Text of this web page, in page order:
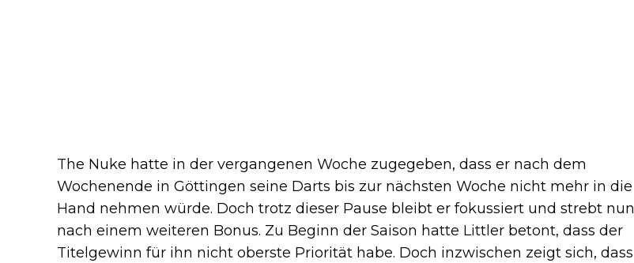
The Nuke hatte in der vergangenen Woche zugegeben, dass er nach dem
Wochenende in Göttingen seine Darts bis zur nächsten Woche nicht mehr in die
Hand nehmen würde. Doch trotz dieser Pause bleibt er fokussiert und strebt nun
nach einem weiteren Bonus. Zu Beginn der Saison hatte Littler betont, dass der
Titelgewinn für ihn nicht oberste Priorität habe. Doch inzwischen zeigt sich, dass